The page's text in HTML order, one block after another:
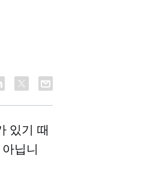
있기 때
닙니